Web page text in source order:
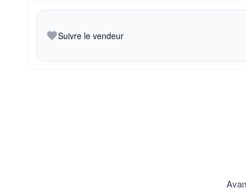
Suivre le vendeur